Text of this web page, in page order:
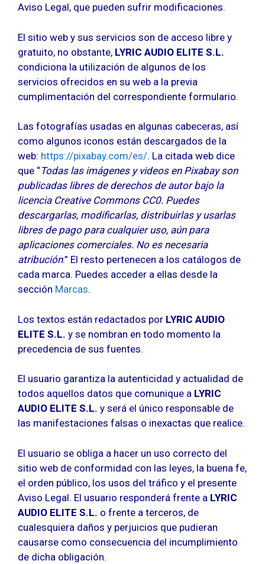
Aviso Legal, que pueden sufrir modificaciones.
El sitio web y sus servicios son de acceso libre y
gratuito, no obstante, LYRIC AUDIO ELITE S.L.
condiciona la utilización de algunos de los
servicios ofrecidos en su web a la previa
cumplimentación del correspondiente formulario.
Las fotografías usadas en algunas cabeceras, así
como algunos iconos están descargados de la
web: https://pixabay.com/es/. La citada web dice
que “Todas las imágenes y videos en Pixabay son
publicadas libres de derechos de autor bajo la
licencia Creative Commons CC0. Puedes
descargarlas, modificarlas, distribuirlas y usarlas
libres de pago para cualquier uso, aún para
aplicaciones comerciales. No es necesaria
atribución.” El resto pertenecen a los catálogos de
cada marca. Puedes acceder a ellas desde la
sección Marcas.
Los textos están redactados por LYRIC AUDIO
ELITE S.L. y se nombran en todo momento la
precedencia de sus fuentes.
El usuario garantiza la autenticidad y actualidad de
todos aquellos datos que comunique a LYRIC
AUDIO ELITE S.L. y será el único responsable de
las manifestaciones falsas o inexactas que realice.
El usuario se obliga a hacer un uso correcto del
sitio web de conformidad con las leyes, la buena fe,
el orden público, los usos del tráfico y el presente
Aviso Legal. El usuario responderá frente a LYRIC
AUDIO ELITE S.L. o frente a terceros, de
cualesquiera daños y perjuicios que pudieran
causarse como consecuencia del incumplimiento
de dicha obligación.